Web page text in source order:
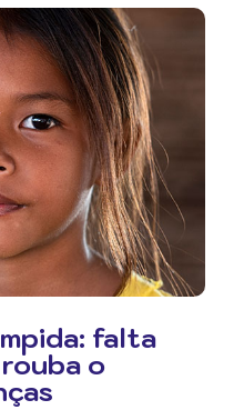
falta
o